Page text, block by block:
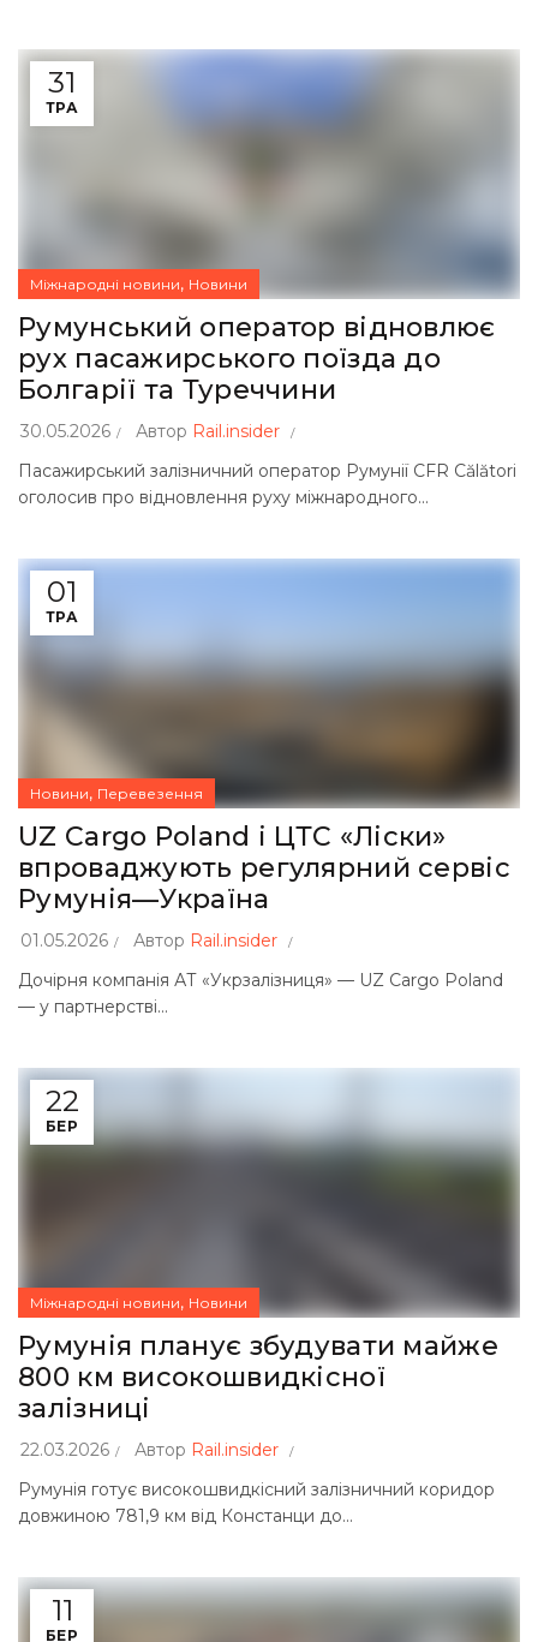
31
ТРА
Міжнародні новини, Новини
Румунський оператор відновлює
рух пасажирського поїзда до
Болгарії та Туреччини
30.05.2026 Автор Rail.insider
Пасажирський залізничний оператор Румунії CFR Călători
оголосив про відновлення руху міжнародного...
01
ТРА
Новини, Перевезення
UZ Cargo Poland і ЦТС «Ліски»
впроваджують регулярний сервіс
Румунія—Україна
01.05.2026 Автор Rail.insider
Дочірня компанія АТ «Укрзалізниця» — UZ Cargo Poland
— у партнерстві...
22
БЕР
Міжнародні новини, Новини
Румунія планує збудувати майже
800 км високошвидкісної
залізниці
22.03.2026 Автор Rail.insider
Румунія готує високошвидкісний залізничний коридор
довжиною 781,9 км від Констанци до...
11
БЕР